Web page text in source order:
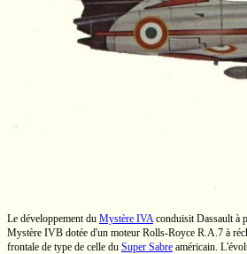
Le développement du Mystère IVAconduisit Dassault à
Mystère IVB dotée d'un moteur Rolls-Royce R.A.7 à
frontale de type de celle du Super Sabre américain.